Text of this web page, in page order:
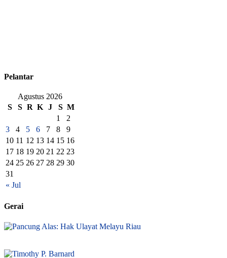
Pelantar
Agustus 2026
S
S R K J S M
« Jul
1
2
3
4 5 6 7 8
9
10 11 12 13 14 15 16
17 18 19 20 21 22 23
24 25 26 27 28 29 30
31
Gerai